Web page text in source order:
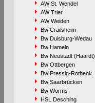
AW St. Wendel
AW Trier
AW Weiden
Bw Crailsheim
Bw Duisburg-Wedau
Bw Hameln
Bw Neustadt (Haardt)
Bw Ottbergen
Bw Pressig-Rothenk.
Bw Saarbrücken
Bw Worms
HSL Desching